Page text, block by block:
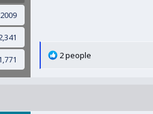
T
2 people